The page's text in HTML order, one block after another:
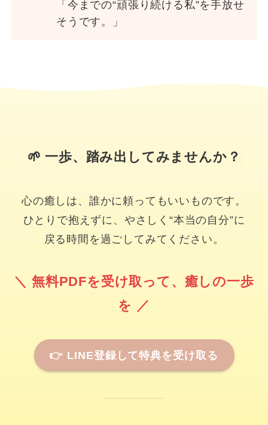
「今までの“頑張り続ける私”を手放せ
そうです。」
🌱 一歩、踏み出してみませんか？
心の癒しは、誰かに頼ってもいいものです。
ひとりで抱えずに、やさしく“本当の自分”に
戻る時間を過ごしてみてください。
＼ 無料PDFを受け取って、癒しの一歩
を ／
👉 LINE登録して特典を受け取る